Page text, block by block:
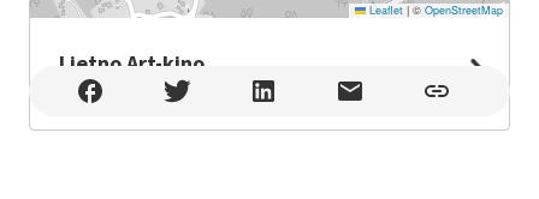
Leaflet |© OpenStreetMap
Ljetno Art-kino
Ljetno Art-kino , Rijeka